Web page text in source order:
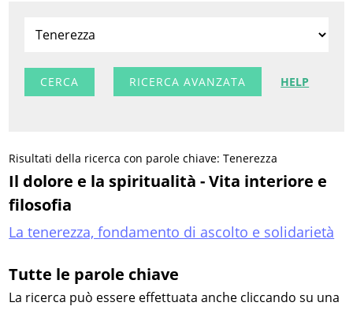
RICERCA AVANZATA HELP
Risultati della ricerca con parole chiave: Tenerezza
Il dolore e la spiritualità - Vita interiore e
filosofia
La tenerezza, fondamento di ascolto e solidarietà
Tutte le parole chiave
La ricerca può essere effettuata anche cliccando su una